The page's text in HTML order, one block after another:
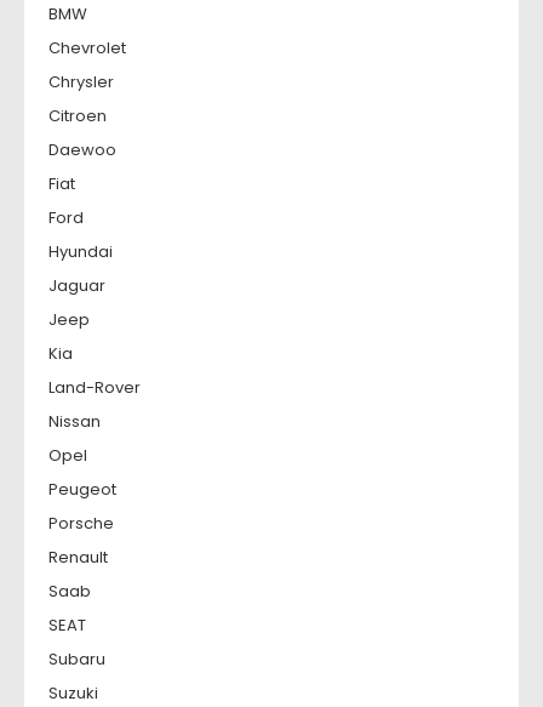
BMW
Chevrolet
Chrysler
Citroen
Daewoo
Fiat
Ford
Hyundai
Jaguar
Jeep
Kia
Land-Rover
Nissan
Opel
Peugeot
Porsche
Renault
Saab
SEAT
Subaru
Suzuki